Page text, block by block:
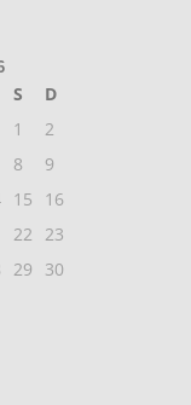
S
D
1
2
8
9
15
16
22
23
29
30